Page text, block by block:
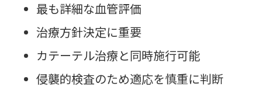
最も詳細な血管評価
治療方針決定に重要
カテーテル治療と同時施行可能
侵襲的検査のため適応を慎重に判断